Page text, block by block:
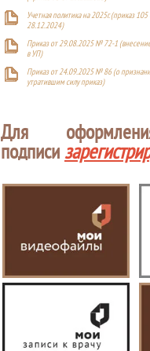
Учетная политика на 2025г. (приказ 105
28.12.2024)
Приказ от 29.08.2025 № 72-1
в УП)
Приказ от 24.09.2025 № 86 (о
утратившим силу приказ)
Для
подписи